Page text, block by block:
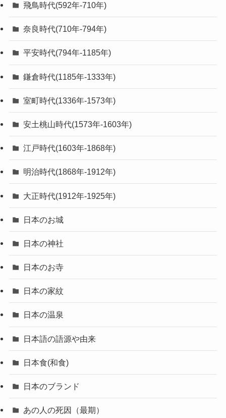
飛鳥時代(592年-710年)
奈良時代(710年-794年)
平安時代(794年-1185年)
鎌倉時代(1185年-1333年)
室町時代(1336年-1573年)
安土桃山時代(1573年-1603年)
江戸時代(1603年-1868年)
明治時代(1868年-1912年)
大正時代(1912年-1925年)
日本のお城
日本の神社
日本のお寺
日本の家紋
日本の温泉
日本語の語源や由来
日本食(和食)
日本のブランド
あの人の死因（最期）